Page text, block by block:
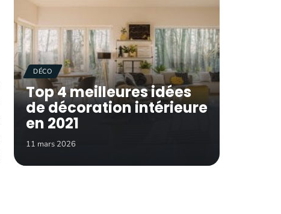
DÉCO
Top 4 meilleures idées
de décoration intérieure
en 2021
11 mars 2026